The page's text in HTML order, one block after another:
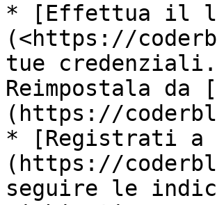
* [Effettua il
(<https://
tue credenziali.
Reimpostala da
(https://
* [Registrati a
(https://
seguire le